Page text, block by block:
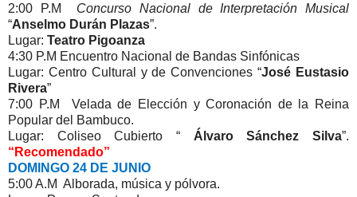
2:00 P.M Concurso Nacional de Interpretación Musical
“Anselmo Durán Plazas”.
Lugar: Teatro Pigoanza
4:30 P.M Encuentro Nacional de Bandas Sinfónicas
Lugar: Centro Cultural y de Convenciones “José Eustasio
Rivera”
7:00 P.M Velada de Elección y Coronación de la Reina
Popular del Bambuco.
Lugar: Coliseo Cubierto “ Álvaro Sánchez Silva”.
“Recomendado”
DOMINGO 24 DE JUNIO
5:00 A.M Alborada, música y pólvora.